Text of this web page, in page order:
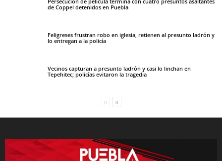
de Coppel detenidos en Puebla
Feligreses frustran robo en iglesia, retienen al presunto ladrón y
lo entregan a la policía
Vecinos capturan a presunto ladrón y casi lo linchan en
Tepehitec; policías evitaron la tragedia